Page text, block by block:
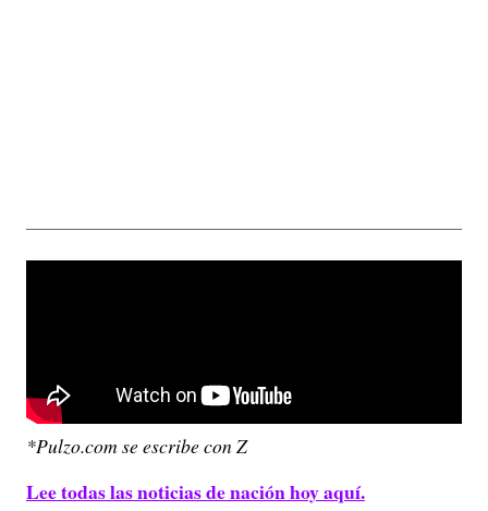
*Pulzo.com se escribe con Z
Lee todas las noticias de nación hoy aquí.